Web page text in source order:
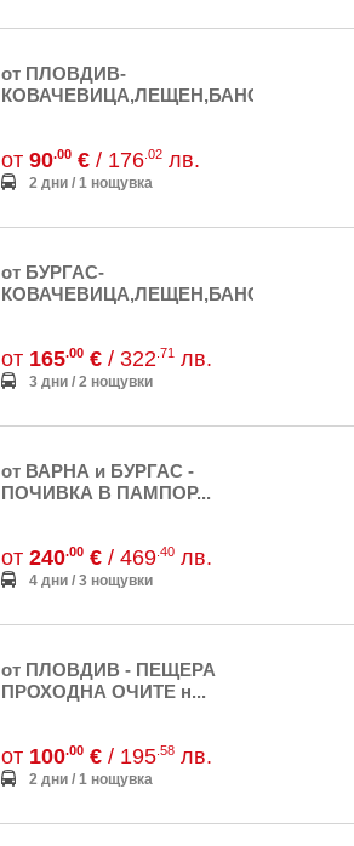
от ПЛОВДИВ-
КОВАЧЕВИЦА,ЛЕЩЕН,БАНСКО,Б...
от 90.00 € / 176 .02 лв.
2 дни / 1 нощувка
от БУРГАС-
КОВАЧЕВИЦА,ЛЕЩЕН,БАНСКО,ХИ...
от 165.00 € / 322 .71 лв.
3 дни / 2 нощувки
от ВАРНА и БУРГАС -
ПОЧИВКА В ПАМПОР...
от 240.00 € / 469 .40 лв.
4 дни / 3 нощувки
от ПЛОВДИВ - ПЕЩЕРА
ПРОХОДНА ОЧИТЕ н...
от 100.00 € / 195 .58 лв.
2 дни / 1 нощувка